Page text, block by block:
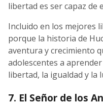
libertad es ser capaz de
Incluido en los mejores
porque la historia de
aventura y crecimiento
adolescentes a
libertad, la igualdad y la
7. El Señor de los